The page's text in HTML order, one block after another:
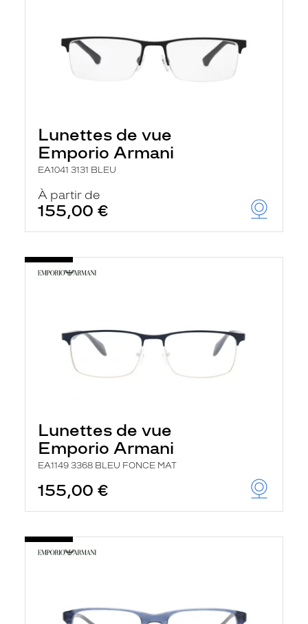
Lunettes de vue
Emporio Armani
EA1041 3131 BLEU
À partir de
155,00 €
Lunettes de vue
Emporio Armani
EA1149 3368 BLEU FONCE MAT
155,00 €